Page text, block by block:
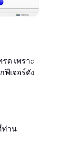
ด เพราะ
ฟีเจอร์ดัง
ท่าน